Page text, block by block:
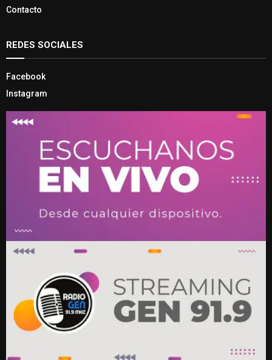
Contacto
REDES SOCIALES
Facebook
Instagram